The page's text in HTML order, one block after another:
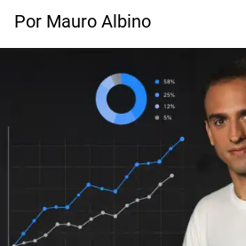
Por Mauro Albino